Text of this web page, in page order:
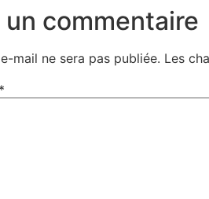
un commentaire
mail ne sera pas publiée. Les
*